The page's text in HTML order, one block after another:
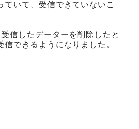
ていて、受信できていないこ
信したデーターを削除したと
信できるようになりました。